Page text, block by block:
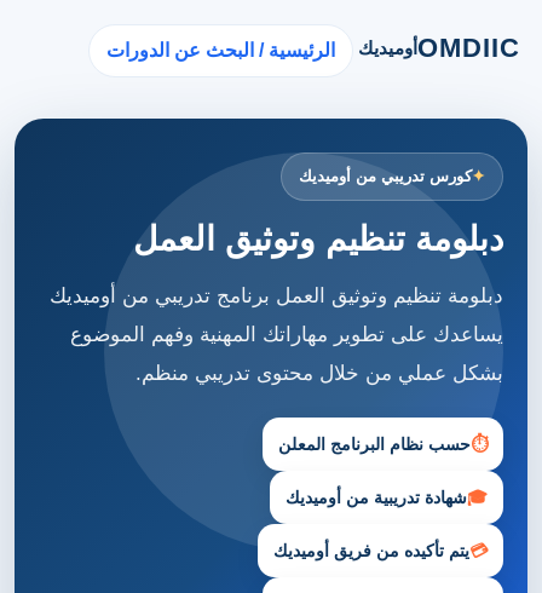
OMDIICأوميديك الرئيسية / البحث عن الدورات
كورس تدريبي من أوميديك
دبلومة تنظيم وتوثيق العمل
دبلومة تنظيم وتوثيق العمل برنامج تدريبي من أوميديك
يساعدك على تطوير مهاراتك المهنية وفهم الموضوع
بشكل عملي من خلال محتوى تدريبي منظم.
⏱حسب نظام البرنامج المعلن
🎓شهادة تدريبية من أوميديك
💳يتم تأكيده من فريق أوميديك